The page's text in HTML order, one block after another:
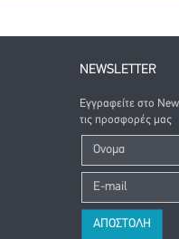
NEWSLETTER
Εγγραφείτε στο
τις προσφορές μας